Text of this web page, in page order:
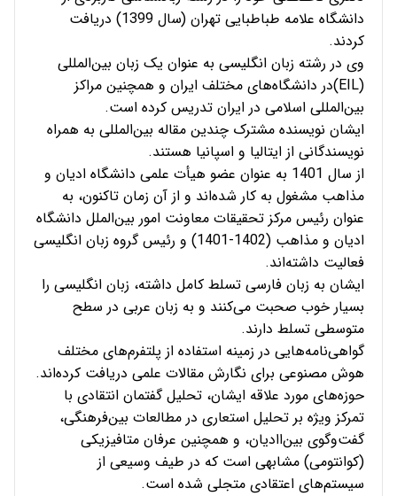
دانشگاه علامه طباطبایی تهران (سال 1399) دریافت
کردند.
وی در رشته زبان انگلیسی به عنوان یک زبان بین‌المللی
(EIL)در دانشگاه‌های مختلف ایران و همچنین مراکز
بین‌المللی اسلامی در ایران تدریس کرده است.
ایشان نویسنده مشترک چندین مقاله بین‌المللی به همراه
نویسندگانی از ایتالیا و اسپانیا هستند.
از سال 1401 به عنوان عضو هیأت علمی دانشگاه ادیان و
مذاهب مشغول به کار شده‌اند و از آن زمان تاکنون، به
عنوان رئیس مرکز تحقیقات معاونت امور بین‌الملل دانشگاه
ادیان و مذاهب (1402-1401) و رئیس گروه زبان انگلیسی
فعالیت داشته‌اند.
ایشان به زبان فارسی تسلط کامل داشته، زبان انگلیسی را
بسیار خوب صحبت می‌کنند و به زبان عربی در سطح
متوسطی تسلط دارند.
گواهی‌نامه‌هایی در زمینه استفاده از پلتفرم‌های مختلف
هوش مصنوعی برای نگارش مقالات علمی دریافت کرده‌اند.
حوزه‌های مورد علاقه ایشان، تحلیل گفتمان انتقادی با
تمرکز ویژه بر تحلیل استعاری در مطالعات بین‌فرهنگی،
گفت‌وگوی بین‌اادیان، و همچنین عرفان متافیزیکی
(کوانتومی) مشابهی است که در طیف وسیعی از
سیستم‌های اعتقادی متجلی شده است.